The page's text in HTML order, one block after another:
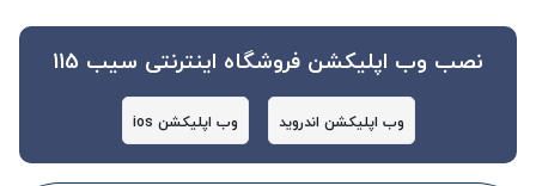
نصب وب اپلیکشن فروشگاه اینترنتی سیب 115
وب اپلیکشن اندروید وب اپلیکشن ios